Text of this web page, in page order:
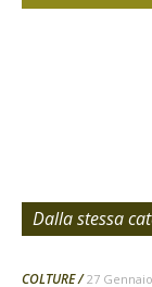
Dalla stessa
COLTURE 27